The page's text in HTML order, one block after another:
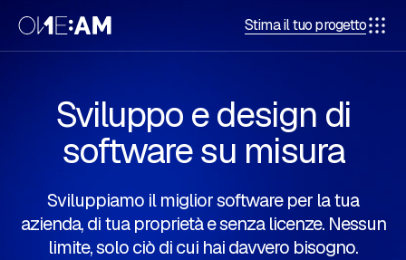
Stima il tuo progetto
Sviluppo e design di
software su misura
Sviluppiamo il miglior software per la tua
azienda, di tua proprietà e senza licenze. Nessun
limite, solo ciò di cui hai davvero bisogno.